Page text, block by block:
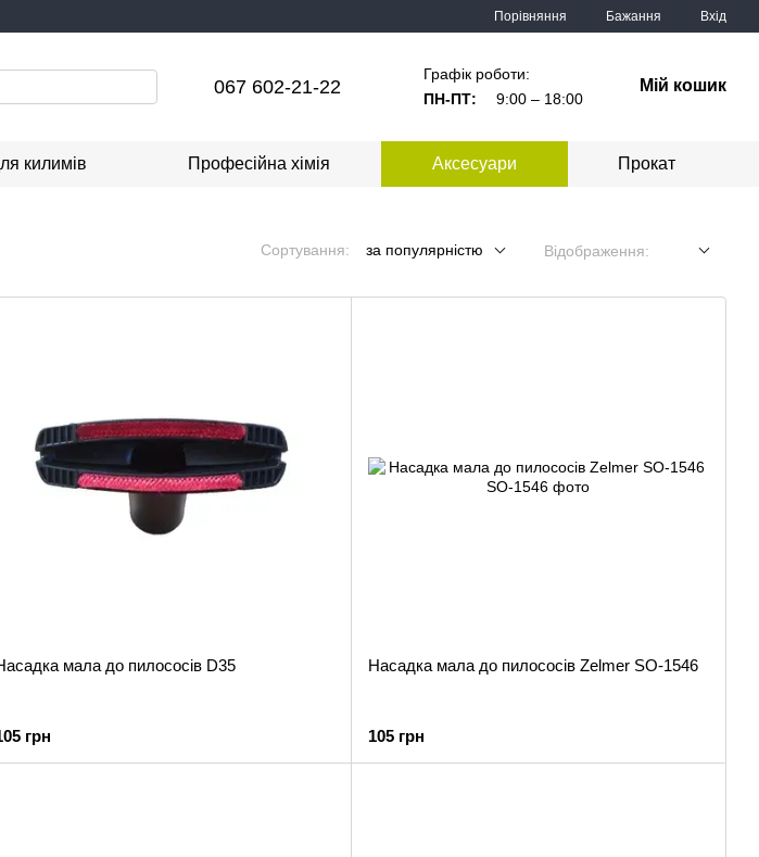
Порівняння Бажання Вхід
067 602-21-22
Графік роботи:
ПН-ПТ:
9:00 – 18:00
Мій кошик
килимів Професійна хімія Аксесуари Прокат
Сортування: за популярністю Відображення:
мала до пилососів D35
грн
Насадка мала до пилососів Zelmer SO-1546
105 грн